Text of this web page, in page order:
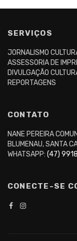
SERVIÇOS
JORNALISMO
ASSESSORIA DE
DIVULGAÇÃO
REPORTAGENS
CONTATO
NANE PEREIRA
BLUMENAU, SANTA
WHATSAPP: (47)
CONECTE-SE